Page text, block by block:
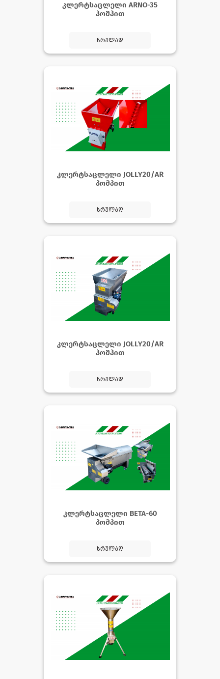
კლერტსაცლელი ARNO-35
პომპით
სრულად
კლერტსაცლელი JOLLY20/AR
პომპით
სრულად
კლერტსაცლელი JOLLY20/AR
პომპით
სრულად
კლერტსაცლელი BETA-60
პომპით
სრულად